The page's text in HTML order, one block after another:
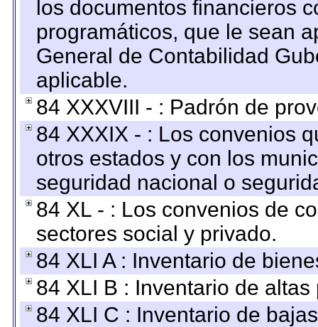
los documentos financieros
programáticos, que le sean
General de Contabilidad
aplicable.
84 XXXVIII - : Padrón de
84 XXXIX - : Los convenios
otros estados y con los
seguridad nacional o
84 XL - : Los convenios de
sectores social y privado.
84 XLI A : Inventario de
84 XLI B : Inventario de
84 XLI C : Inventario de